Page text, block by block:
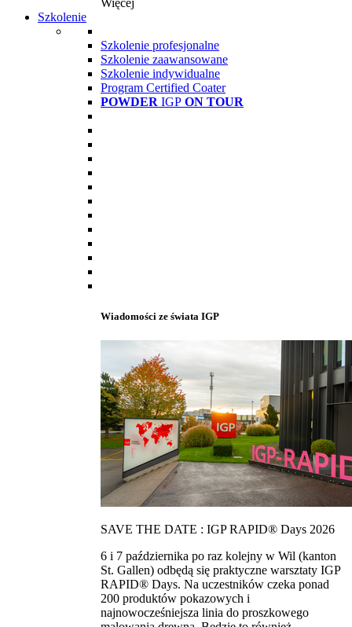
Więcej
Szkolenie
Szkolenie profesjonalne
Szkolenie zaawansowane
Szkolenie indywidualne
Program Certified Coater
POWDER IGP ON TOUR
Wiadomości ze świata IGP
SAVE THE DATE : IGP RAPID® Days 2026
6 i 7 października po raz kolejny w Wil (kanton
St. Gallen) odbędą się praktyczne warsztaty IGP
RAPID® Days. Na uczestników czeka ponad
200 produktów pokazowych i
najnowocześniejsza linia do proszkowego